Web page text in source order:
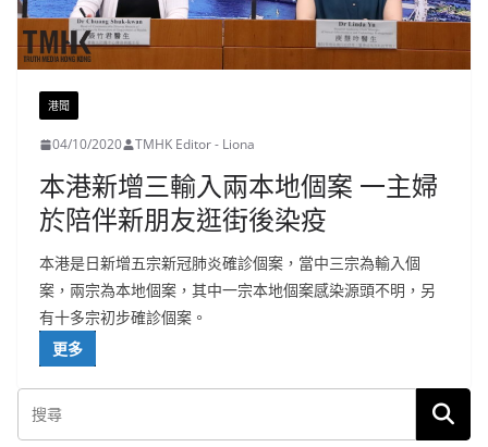
港聞
04/10/2020 TMHK Editor - Liona
本港新增三輸入兩本地個案 一主婦
於陪伴新朋友逛街後染疫
本港是日新增五宗新冠肺炎確診個案，當中三宗為輸入個
案，兩宗為本地個案，其中一宗本地個案感染源頭不明，另
有十多宗初步確診個案。
更多